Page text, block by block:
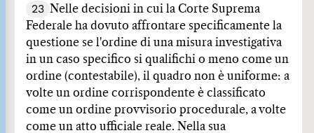
23 Nelle decisioni in cui la Corte Suprema
Federale ha dovuto affrontare specificamente la
questione se l'ordine di una misura investigativa
in un caso specifico si qualifichi o meno come un
ordine (contestabile), il quadro non è uniforme: a
volte un ordine corrispondente è classificato
come un ordine provvisorio procedurale, a volte
come un atto ufficiale reale. Nella sua